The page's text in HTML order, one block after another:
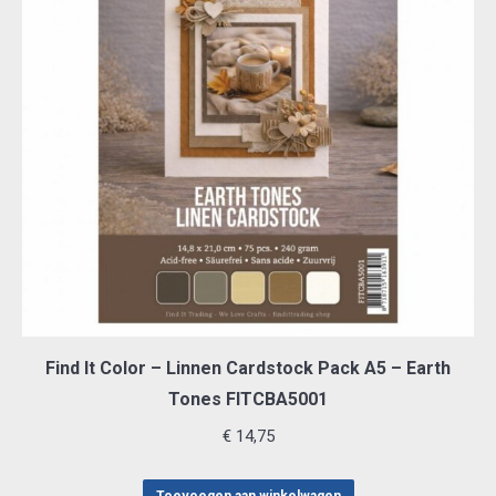
Find It Color – Linnen Cardstock Pack A5 – Earth
Tones FITCBA5001
€14,75